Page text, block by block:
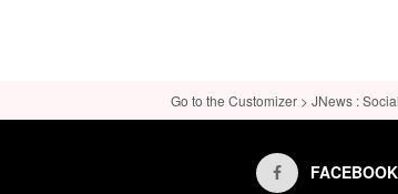
Go to the Customizer > JNews :
FACEBOOK